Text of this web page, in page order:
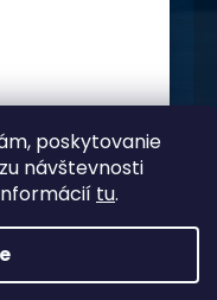
poskytovanie
návštevnosti
tu.